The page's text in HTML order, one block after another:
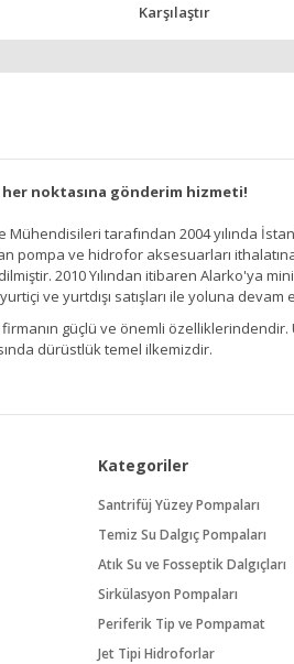
Karşılaştır
noktasına gönderim hizmeti!
tarafından 2004 yılında
pompa ve hidrofor aksesuarları
2010 Yılından itibaren Alarko'ya
ve yurtdışı satışları ile yoluna devam
güçlü ve önemli
dürüstlük temel ilkemizdir.
Kategoriler
Santrifüj Yüzey Pompaları
Temiz Su Dalgıç Pompaları
Atık Su ve Fosseptik Dalgıçları
Sirkülasyon Pompaları
Periferik Tip ve Pompamat
Jet Tipi Hidroforlar